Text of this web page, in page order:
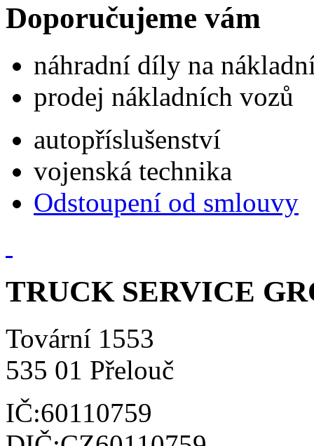
Doporučujeme vám
náhradní díly na
prodej nákladních vozů
autopříslušenství
vojenská technika
Odstoupení od smlouvy
TRUCK SERVICE
Tovární 1553
535 01 Přelouč
IČ:60110759